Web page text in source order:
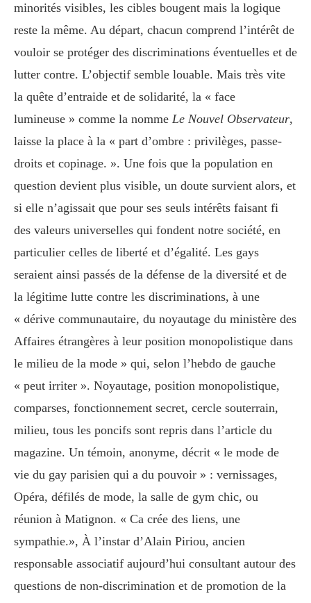
minorités visibles, les cibles bougent mais la logique
reste la même. Au départ, chacun comprend l’intérêt de
vouloir se protéger des discriminations éventuelles et de
lutter contre. L’objectif semble louable. Mais très vite
la quête d’entraide et de solidarité, la « face
lumineuse » comme la nomme Le Nouvel Observateur,
laisse la place à la « part d’ombre : privilèges, passe-
droits et copinage. ». Une fois que la population en
question devient plus visible, un doute survient alors, et
si elle n’agissait que pour ses seuls intérêts faisant fi
des valeurs universelles qui fondent notre société, en
particulier celles de liberté et d’égalité. Les gays
seraient ainsi passés de la défense de la diversité et de
la légitime lutte contre les discriminations, à une
« dérive communautaire, du noyautage du ministère des
Affaires étrangères à leur position monopolistique dans
le milieu de la mode » qui, selon l’hebdo de gauche
« peut irriter ». Noyautage, position monopolistique,
comparses, fonctionnement secret, cercle souterrain,
milieu, tous les poncifs sont repris dans l’article du
magazine. Un témoin, anonyme, décrit « le mode de
vie du gay parisien qui a du pouvoir » : vernissages,
Opéra, défilés de mode, la salle de gym chic, ou
réunion à Matignon. « Ca crée des liens, une
sympathie.», À l’instar d’Alain Piriou, ancien
responsable associatif aujourd’hui consultant autour des
questions de non-discrimination et de promotion de la